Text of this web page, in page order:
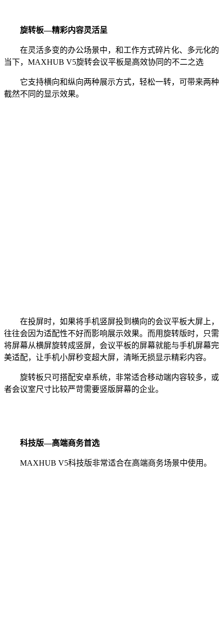
旋转板—精彩内容灵活呈
在灵活多变的办公场景中，和工作方式碎片化、多元化的
当下，MAXHUB V5旋转会议平板是高效协同的不二之选
它支持横向和纵向两种展示方式，轻松一转，可带来两种
截然不同的显示效果。
在投屏时，如果将手机竖屏投到横向的会议平板大屏上，
往往会因为适配性不好而影响展示效果。而用旋转版时，只需
将屏幕从横屏旋转成竖屏，会议平板的屏幕就能与手机屏幕完
美适配，让手机小屏秒变超大屏，清晰无损显示精彩内容。
旋转板只可搭配安卓系统，非常适合移动端内容较多，或
者会议室尺寸比较严苛需要竖版屏幕的企业。
科技版—高端商务首选
MAXHUB V5科技版非常适合在高端商务场景中使用。